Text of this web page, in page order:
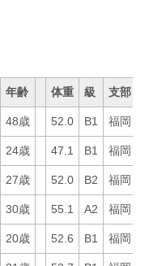
年齢 体重 級 支部
48歳 52.0 B1 福岡
24歳 47.1 B1 福岡
27歳 52.0 B2 福岡
30歳 55.1 A2 福岡
20歳 52.6 B1 福岡